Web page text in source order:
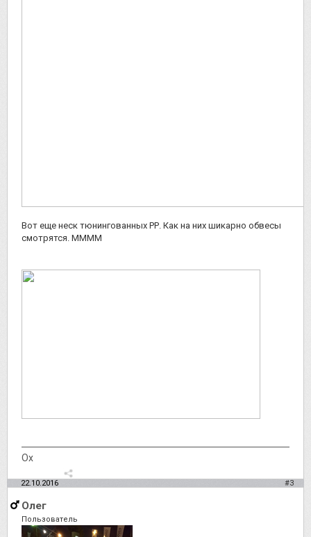
Вот еще неск тюнингованных РР. Как на них шикарно обвесы
смотрятся. ММММ
Ох
22.10.2016 #3
Олег
Пользователь